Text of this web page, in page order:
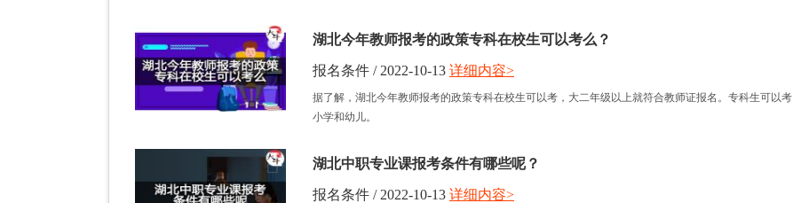
湖北今年教师报考的政策专科在校生可以考么？
报名条件 / 2022-10-13
据了解，湖北今年教师报考的政策专科在校生可以考，大二年级以上就符合教师证报名。专科生可以考
小学和幼儿。
详细内容>
湖北中职专业课报考条件有哪些呢？
报名条件 / 2022-10-13 详细内容>